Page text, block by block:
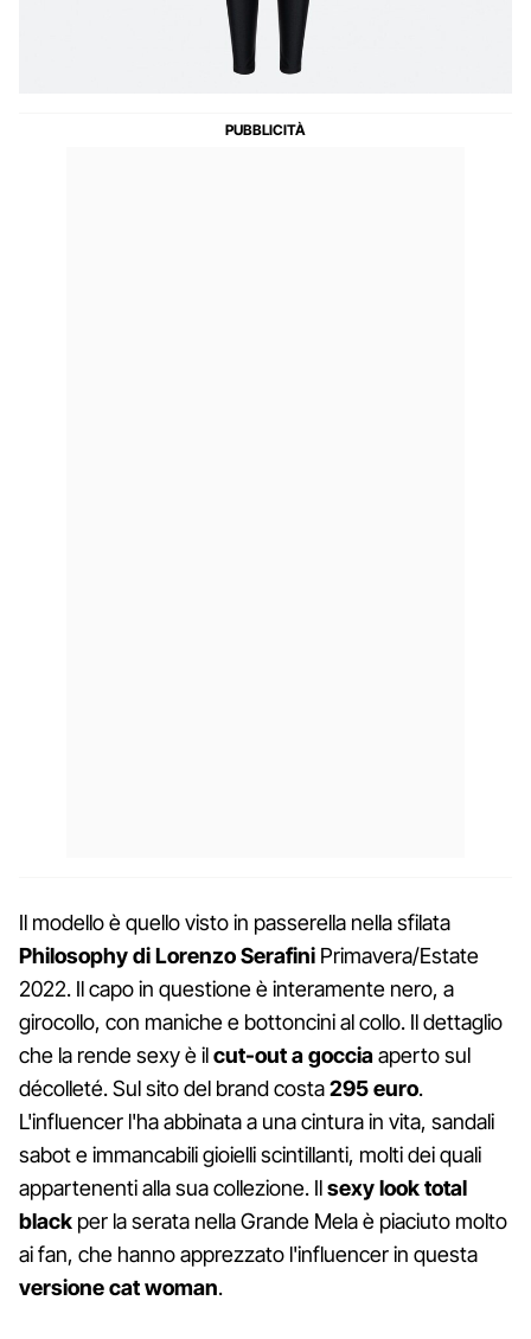
Il modello è quello visto in passerella nella sfilata
Philosophy di Lorenzo Serafini Primavera/Estate
2022. Il capo in questione è interamente nero, a
girocollo, con maniche e bottoncini al collo. Il dettaglio
che la rende sexy è ilcut-out a gocciaaperto sul
décolleté. Sul sito del brand costa295 euro.
L'influencer l'ha abbinata a una cintura in vita, sandali
sabot e immancabili gioielli scintillanti, molti dei quali
appartenenti alla sua collezione. Ilsexy look total
black per la serata nella Grande Mela è piaciuto molto
ai fan, che hanno apprezzato l'influencer in questa
versione cat woman.